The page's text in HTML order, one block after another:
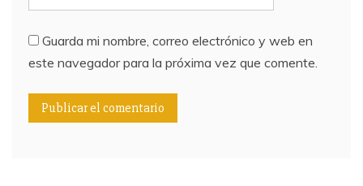
Guarda mi nombre, correo electrónico y web en
este navegador para la próxima vez que comente.